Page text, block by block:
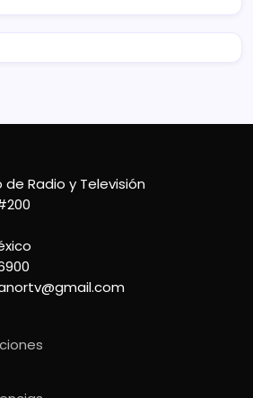
Radio y Televisión